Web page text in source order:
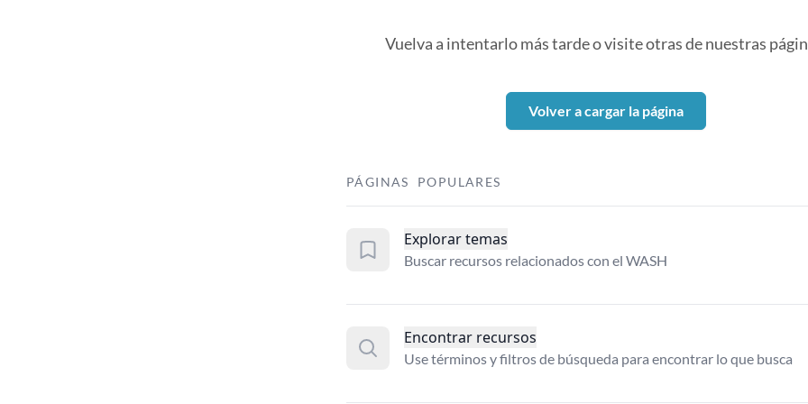
Vuelva a intentarlo más tarde o visite otras de nuestras
Volver a cargar la página
PÁGINAS POPULARES
Explorar temas
Buscar recursos relacionados con el WASH
Encontrar recursos
Use términos y filtros de búsqueda para encontrar lo que busca